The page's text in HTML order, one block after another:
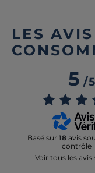
LES
5/5
Basé sur 18 avis
contrôle
Voir tous les avis